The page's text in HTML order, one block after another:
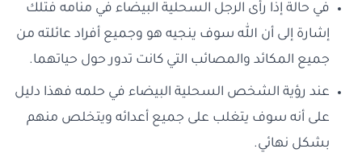
في حالة إذا رأى الرجل السحلية البيضاء في منامه فتلك
إشارة إلى أن الله سوف ينجيه هو وجميع أفراد عائلته من
جميع المكائد والمصائب التي كانت تدور حول حياتهما.
عند رؤية الشخص السحلية البيضاء في حلمه فهذا دليل
على أنه سوف يتغلب على جميع أعدائه ويتخلص منهم
بشكل نهائي.